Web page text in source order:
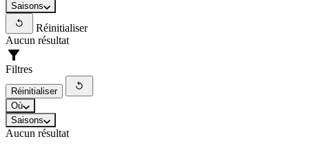
Saisons
Réinitialiser
Aucun résultat
Filtres
Réinitialiser
Où
Saisons
Aucun résultat